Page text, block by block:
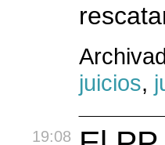
juicios,
19:08